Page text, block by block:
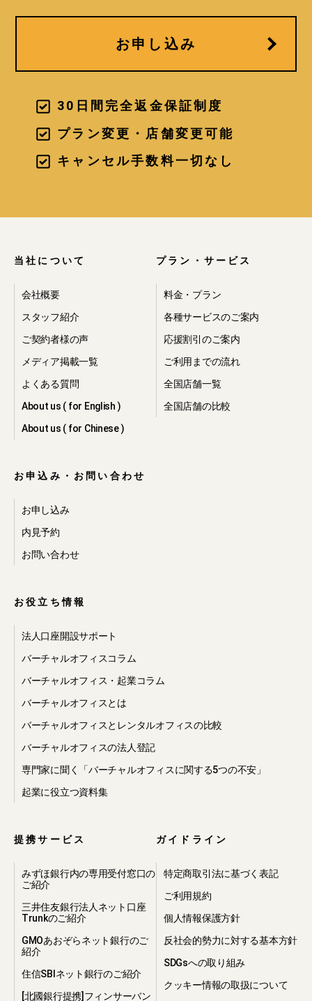
お申し込み
30日間完全返金保証制度
プラン変更・店舗変更可能
キャンセル手数料一切なし
当社について
会社概要
スタッフ紹介
ご契約者様の声
メディア掲載一覧
よくある質問
About us ( for English )
About us ( for Chinese )
プラン・サービス
料金・プラン
各種サービスのご案内
応援割引のご案内
ご利用までの流れ
全国店舗一覧
全国店舗の比較
お申込み・お問い合わせ
お申し込み
内見予約
お問い合わせ
お役立ち情報
法人口座開設サポート
バーチャルオフィスコラム
バーチャルオフィス・起業コラム
バーチャルオフィスとは
バーチャルオフィスとレンタルオフィスの比較
バーチャルオフィスの法人登記
専門家に聞く「バーチャルオフィスに関する5つの不安」
起業に役立つ資料集
提携サービス
みずほ銀行内の専用受付窓口の
ご紹介
三井住友銀行法人ネット口座
Trunkのご紹介
GMOあおぞらネット銀行のご
紹介
住信SBIネット銀行のご紹介
[北國銀行提携]フィンサーバン
ガイドライン
特定商取引法に基づく表記
ご利用規約
個人情報保護方針
反社会的勢力に対する基本方針
SDGsへの取り組み
クッキー情報の取扱について